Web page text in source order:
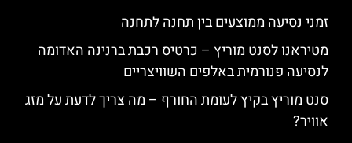
זמני נסיעה ממוצעים בין תחנה לתחנה
מטיראנו לסנט מוריץ – כרטיס רכבת ברנינה האדומה
לנסיעה פנורמית באלפים השוויצריים
סנט מוריץ בקיץ לעומת החורף – מה צריך לדעת על מזג
אוויר?